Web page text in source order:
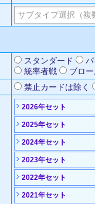
スタンダード
統率者戦
ブロ
禁止カードは除く
2026年セット
2025年セット
2024年セット
2023年セット
2022年セット
2021年セット